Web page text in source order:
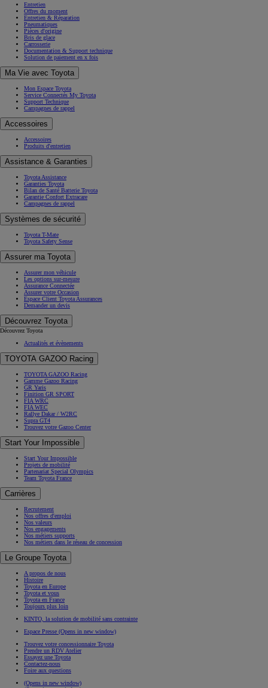
Entretien
Offres du moment
Entretien & Réparation
Pneumatiques
Pièces d'origine
Bris de glace
Carrosserie
Documentation & Support technique
Solution de paiement en x fois
Ma Vie avec Toyota
Mon Espace Toyota
Service Connectés My Toyota
Support Technique
Campagnes de rappel
Accessoires
Accessoires
Produits d'entretien
Assistance & Garanties
Toyota Assistance
Garanties Toyota
Bilan de Santé Batterie Toyota
Garantie Confort Extracare
Campagnes de rappel
Systèmes de sécurité
Toyota T-Mate
Toyota Safety Sense
Assurer ma Toyota
Assurer mon véhicule
Les options sur-mesure
Assurance Connectée
Assurer votre Occasion
Espace Client Toyota Assurances
Demander un devis
Découvrez Toyota
Découvrez Toyota
Actualités et évènements
TOYOTA GAZOO Racing
TOYOTA GAZOO Racing
Gamme Gazoo Racing
GR Yaris
Finition GR SPORT
FIA WRC
FIA WEC
Rallye Dakar / W2RC
Supra GT4
Trouvez votre Gazoo Center
Start Your Impossible
Start Your Impossible
Projets de mobilité
Partenariat Special Olympics
Team Toyota France
Carrières
Recrutement
Nos offres d'emploi
Nos valeurs
Nos engagements
Nos métiers supports
Nos métiers dans le réseau de concession
Le Groupe Toyota
A propos de nous
Histoire
Toyota en Europe
Toyota et vous
Toyota en France
Toujours plus loin
KINTO, la solution de mobilité sans contrainte
Espace Presse (Opens in new window)
Trouvez votre concessionnaire Toyota
Prendre un RDV Atelier
Essayez une Toyota
Contactez-nous
Foire aux questions
(Opens in new window)